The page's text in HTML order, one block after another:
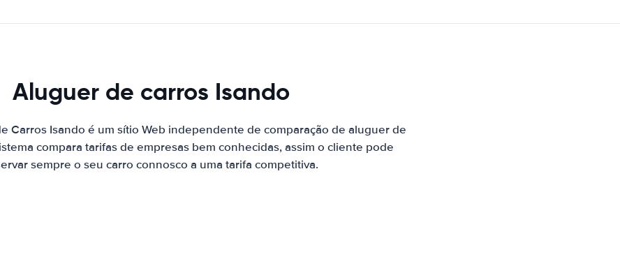
Aluguer de carros Isando
Carros Isando é um sítio Web independente de comparação de aluguer de
compara tarifas de empresas bem conhecidas, assim o cliente pode
sempre o seu carro connosco a uma tarifa competitiva.